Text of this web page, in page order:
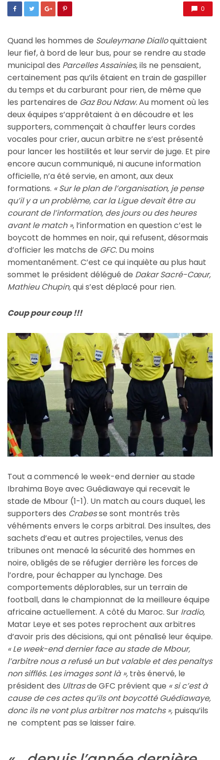
0
Quand les hommes de Souleymane Dialloquittaient
leur fief, à bord de leur bus, pour se rendre au stade
municipal des Parcelles Assainies,ils ne pensaient,
certainement pas qu’ils étaient en train de gaspiller
du temps et du carburant pour rien, de même que
les partenaires de Gaz Bou Ndaw.Au moment où les
deux équipes s’apprêtaient à en découdre et les
supporters, commençait à chauffer leurs cordes
vocales pour crier, aucun arbitre ne s’est présenté
pour lancer les hostilités et leur servir de juge. Et pire
encore aucun communiqué, ni aucune information
officielle, n’a été servie, en amont, aux deux
formations. « Sur le plan de l’organisation, je pense
qu’il y a un problème, car la Ligue devait être au
courant de l’information, des jours ou des heures
avant le match », l’information en question c’est le
boycott de hommes en noir, qui refusent, désormais
d’officier les matchs de GFC. Du moins
momentanément. C’est ce qui inquiète au plus haut
sommet le président délégué de Dakar Sacré-Cœur,
Mathieu Chupin,qui s’est déplacé pour rien.
Coup pour coup !!!
Tout a commencé le week-end dernier au stade
Ibrahima Boye avec Guédiawaye qui recevait le
stade de Mbour (1-1). Un match au cours duquel, les
supporters des Crabesse sont montrés très
véhéments envers le corps arbitral. Des insultes, des
sachets d’eau et autres projectiles, venus des
tribunes ont menacé la sécurité des hommes en
noire, obligés de se réfugier derrière les forces de
l’ordre, pour échapper au lynchage. Des
comportements déplorables, sur un terrain de
football, dans le championnat de la meilleure équipe
africaine actuellement. A côté du Maroc. Sur Iradio,
Matar Leye et ses potes reprochent aux arbitres
d’avoir pris des décisions, qui ont pénalisé leur équipe.
« Le week-end dernier face au stade de Mbour,
l’arbitre nous a refusé un but valable et des penaltys
non sifflés. Les images sont là », très énervé, le
président des Ultrasde GFC prévient que « si c’est à
cause de ces actes qu’ils ont boycotté Guédiawaye,
donc ils ne vont plus arbitrer nos matchs », puisqu’ils
ne comptent pas se laisser faire.